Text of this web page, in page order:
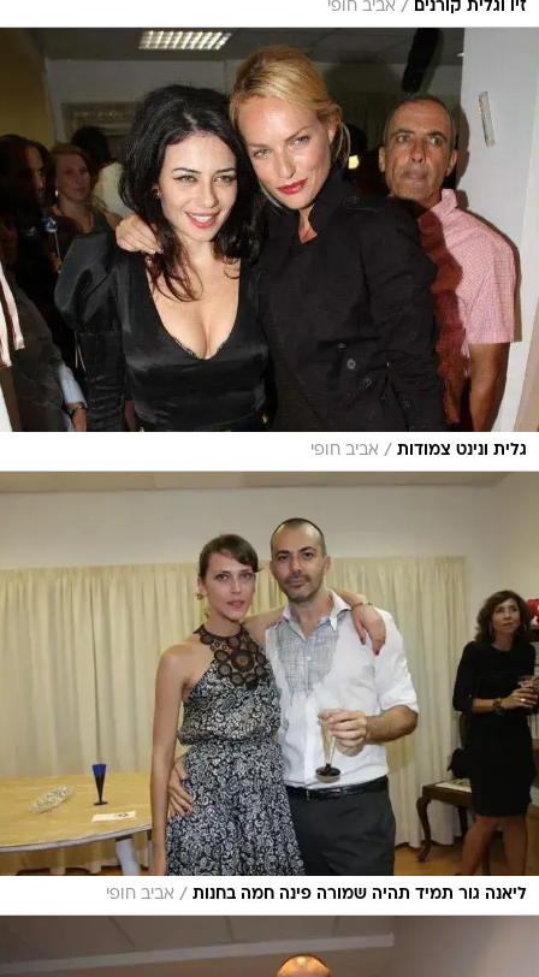
זיו וגלית קורנים / אביב חופי
גלית ונינט צמודות / אביב חופי
ליאנה גור תמיד תהיה שמורה פינה חמה בחנות / אביב חופי